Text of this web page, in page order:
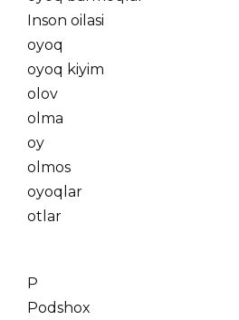
Inson oilasi
oyoq
oyoq kiyim
olov
olma
oy
olmos
oyoqlar
otlar
P
Podshox